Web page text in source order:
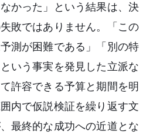
かった」という結果は、決
敗ではありません。「この
測が困難である」「別の特
いう事実を発見した立派な
許容できる予算と期間を明
内で仮説検証を繰り返す文
最終的な成功への近道とな